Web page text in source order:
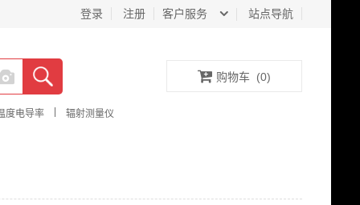
客户服务 站点导航
登录 注册
度电导率 辐射测量仪
购物车 (0)